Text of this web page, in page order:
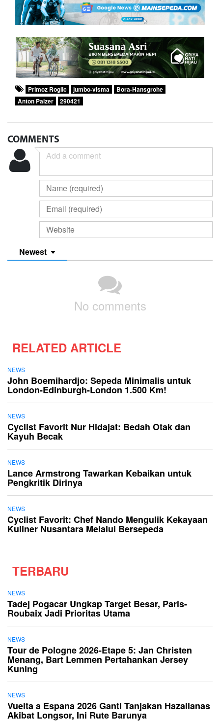
Primoz Roglic jumbo-visma
Bora-Hansgrohe
Anton Palzer
290421
COMMENTS
Newest
No comments
RELATED ARTICLE
NEWS
John Boemihardjo: Sepeda Minimalis untuk
London-Edinburgh-London 1.500 Km!
NEWS
Cyclist Favorit Nur Hidajat: Bedah Otak dan
Kayuh Becak
NEWS
Lance Armstrong Tawarkan Kebaikan untuk
Pengkritik Dirinya
NEWS
Cyclist Favorit: Chef Nando Mengulik Kekayaan
Kuliner Nusantara Melalui Bersepeda
TERBARU
NEWS
Tadej Pogacar Ungkap Target Besar, Paris-
Roubaix Jadi Prioritas Utama
NEWS
Tour de Pologne 2026-Etape 5: Jan Christen
Menang, Bart Lemmen Pertahankan Jersey
Kuning
NEWS
Vuelta a Espana 2026 Ganti Tanjakan Hazallanas
Akibat Longsor, Ini Rute Barunya